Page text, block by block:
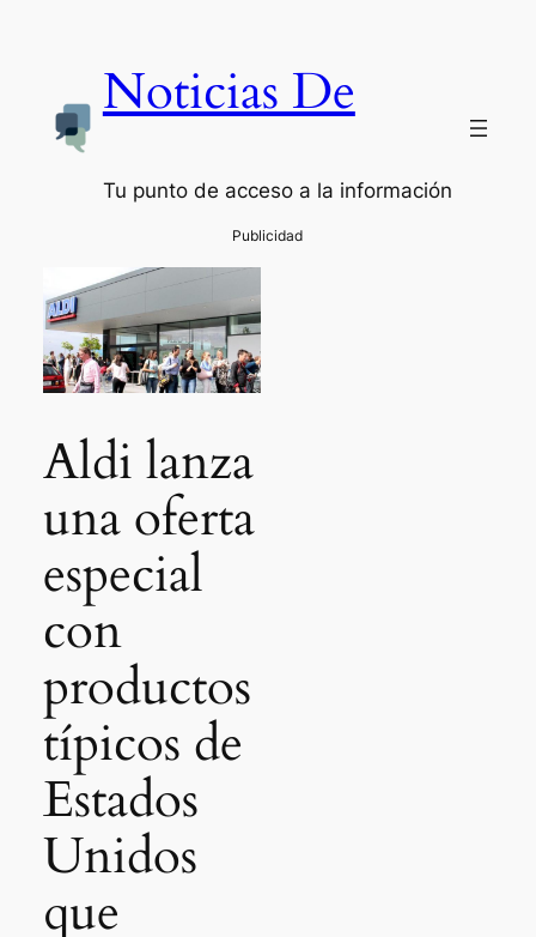
Noticias De
Tu punto de acceso a la información
Aldi lanza
una oferta
especial
con
productos
típicos de
Estados
Unidos
que